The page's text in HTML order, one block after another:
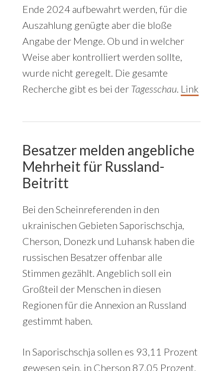
Ende 2024 aufbewahrt werden, für die
Auszahlung genügte aber die bloße
Angabe der Menge. Ob und in welcher
Weise aber kontrolliert werden sollte,
wurde nicht geregelt. Die gesamte
Recherche gibt es bei der Tagesschau. Link
Besatzer melden angebliche
Mehrheit für Russland-
Beitritt
Bei den Scheinreferenden in den
ukrainischen Gebieten Saporischschja,
Cherson, Donezk und Luhansk haben die
russischen Besatzer offenbar alle
Stimmen gezählt. Angeblich soll ein
Großteil der Menschen in diesen
Regionen für die Annexion an Russland
gestimmt haben.
In Saporischschja sollen es 93,11 Prozent
gewesen sein, in Cherson 87,05 Prozent,